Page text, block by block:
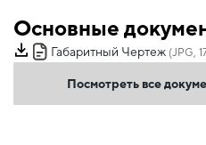
Основные
Габаритный Чертеж (JPG,
Посмотреть все